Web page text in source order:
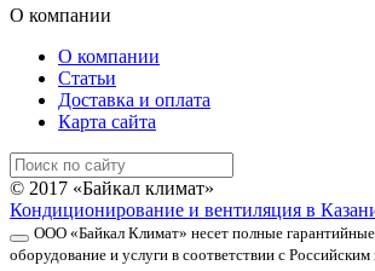
О компании
О компании
Статьи
Доставка и оплата
Карта сайта
© 2017 «Байкал климат»
Кондиционирование и вентиляция в
ООО «Байкал Климат» несет полные гарантийные
оборудование и услуги в соответствии с Российским